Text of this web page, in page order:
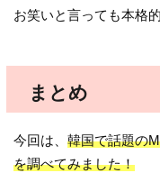
お笑いと言っても本格
まとめ
今回は、韓国で話題の
を調べてみました！